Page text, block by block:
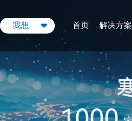
我想 首页 解决方案